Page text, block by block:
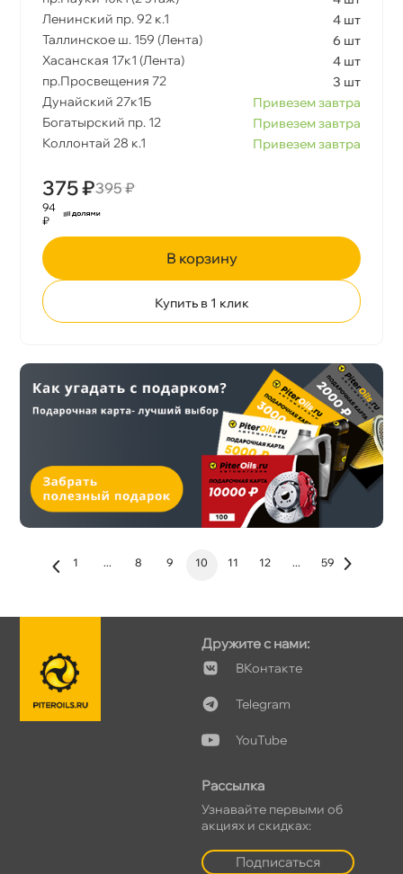
Ленинский пр. 92 к.1
4 шт
Таллинское ш. 159 (Лента)
6 шт
Хасанская 17к1 (Лента)
4 шт
пр.Просвещения 72
3 шт
Дунайский 27к1Б
Привезем завтра
Богатырский пр. 12
Привезем завтра
Коллонтай 28 к.1
Привезем завтра
375 ₽395 ₽
94
₽
корзину
Купить в 1 клик
1 ... 8 9 10 11 12 ... 59
Дружите с нами:
Контакте
Telegram
YouTube
Рассылка
Узнавайте первыми о
акциях и скидках:
Подписаться